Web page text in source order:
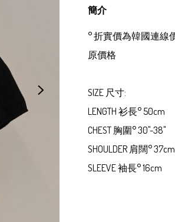
簡介
° 折實價為韓國連線
原價格
SIZE 尺寸:
LENGTH 衫長° 50cm
CHEST 胸圍° 30"-38"
SHOULDER 肩闊°
SLEEVE 袖長° 16cm